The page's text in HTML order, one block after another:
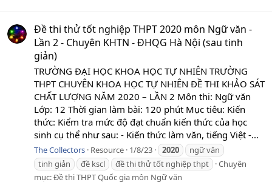
Đề thi thử tốt nghiệp THPT 2020 môn Ngữ văn -
Lần 2 - Chuyên KHTN - ĐHQG Hà Nội (sau tinh
giản)
TRƯỜNG ĐẠI HỌC KHOA HỌC TỰ NHIÊN TRƯỜNG
THPT CHUYÊN KHOA HỌC TỰ NHIÊN ĐỀ THI KHẢO SÁT
CHẤT LƯỢNG NĂM 2020 – LẦN 2 Môn thi: Ngữ văn
Lớp: 12 Thời gian làm bài: 120 phút Mục tiêu: Kiến
thức: Kiểm tra mức độ đạt chuẩn kiến thức của học
sinh cụ thể như sau: - Kiến thức làm văn, tiếng Việt -...
The Collectors Resource 1/8/23 2020
ngữ văn
tinh giản
đề kscl đề thi thử tốt nghiệp thpt
Chuyên
mục:Đề thi THPT Quốc gia môn Ngữ văn